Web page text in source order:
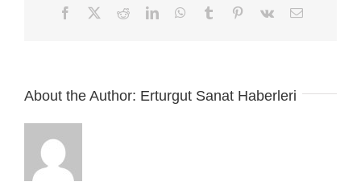
için
Facebook RedditLinkedInWhatsApp
Tumblr Pinterest
Vk
E-
About the Author: Erturgut Sanat Haberleri